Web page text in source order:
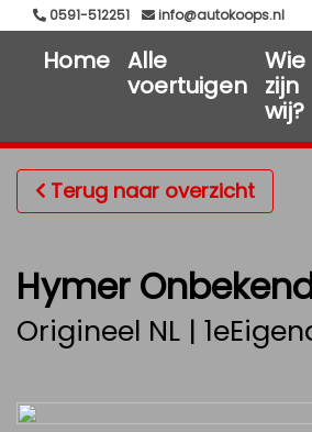
0591-512251 info@autokoops.nl
Home Alle
voertuigen
Wie
zijn
wij?
Terug naar overzicht
Hymer
Origineel NL |